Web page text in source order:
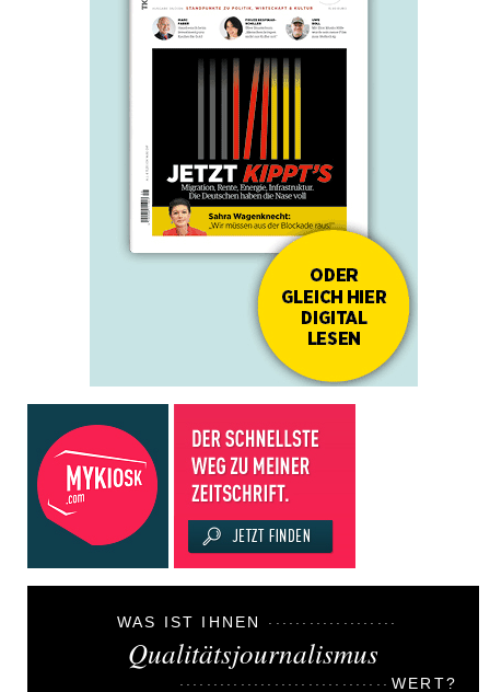
WAS IST IHNEN
Qualitätsjournalismus
WERT?